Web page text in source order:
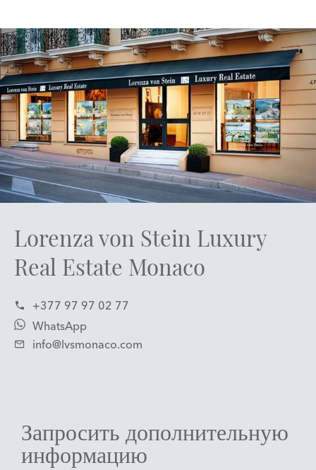
Lorenza von Stein Luxury
Real Estate Monaco
+377 97 97 02 77
WhatsApp
info@lvsmonaco.com
Запросить дополнительную
информацию